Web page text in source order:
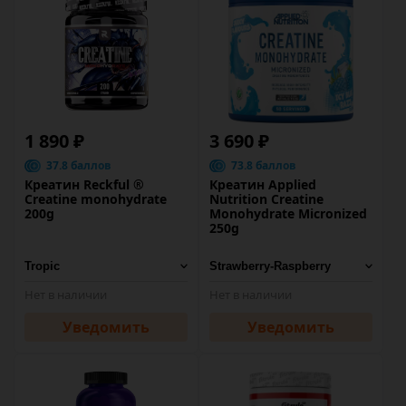
1 890 ₽
37.8 баллов
Креатин Reckful ®
Creatine monohydrate
200g
Уведомить
3 690 ₽
73.8 баллов
Креатин Applied
Nutrition Creatine
Monohydrate Micronized
250g
Уведомить